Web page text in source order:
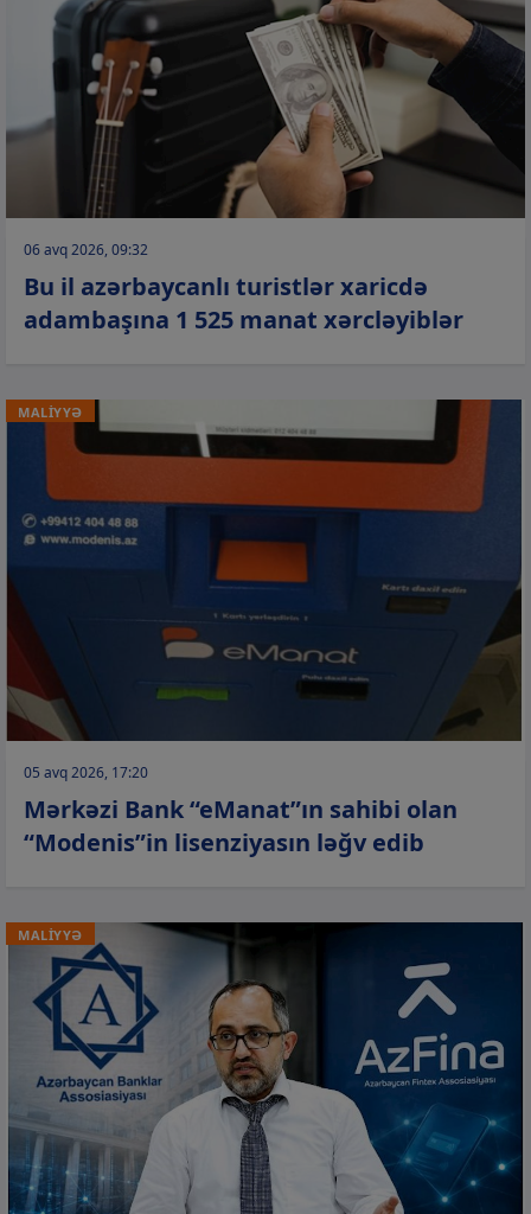
06 avq 2026, 09:32
Bu il azərbaycanlı turistlər xaricdə
adambaşına 1 525 manat xərcləyiblər
MALİYYƏ
05 avq 2026, 17:20
Mərkəzi Bank “eManat”ın sahibi olan
“Modenis”in lisenziyasın ləğv edib
MALİYYƏ